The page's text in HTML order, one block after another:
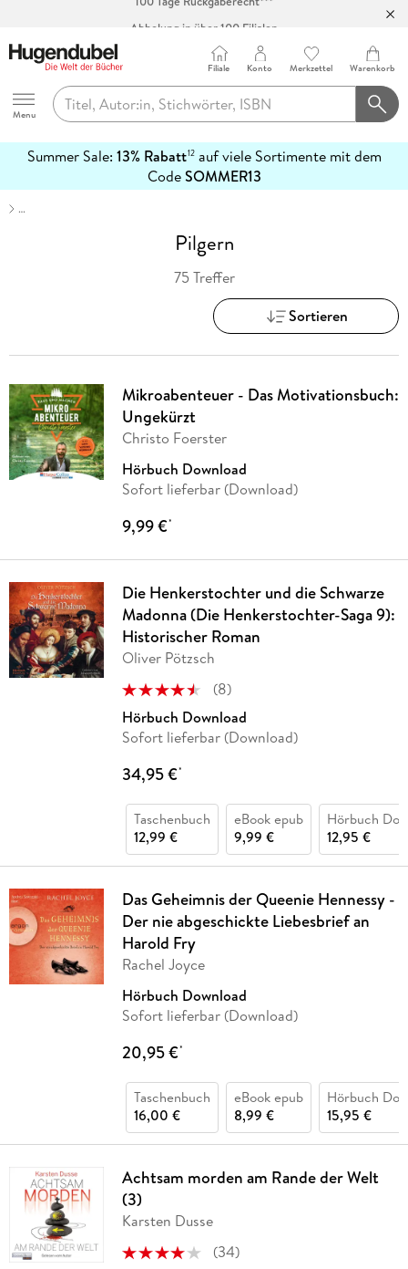
Abholung in über 100 Filialen
Hugendubel
Menu
Filiale Konto Merkzettel Warenkorb
Summer Sale: 13% Rabatt12auf viele Sortimente mit dem
CodeSOMMER13
erfahren
…
Pilgern
75 Treffer
Sortieren
Mikroabenteuer - Das Motivationsbuch:
Ungekürzt
Christo Foerster
Hörbuch Download
Sofort lieferbar (Download)
9,99 €*
Die Henkerstochter und die Schwarze
Madonna (Die Henkerstochter-Saga 9):
Historischer Roman
Oliver Pötzsch
(8)
Hörbuch Download
Sofort lieferbar (Download)
34,95 €*
Taschenbuch
12,99 €
eBook epub
9,99 €
Hörbuch
12,95 €
Das Geheimnis der Queenie Hennessy -
Der nie abgeschickte Liebesbrief an
Harold Fry
Rachel Joyce
Hörbuch Download
Sofort lieferbar (Download)
20,95 €*
Taschenbuch
16,00 €
eBook epub
8,99 €
Hörbuch
15,95 €
Achtsam morden am Rande der Welt
(3)
Karsten Dusse
(34)